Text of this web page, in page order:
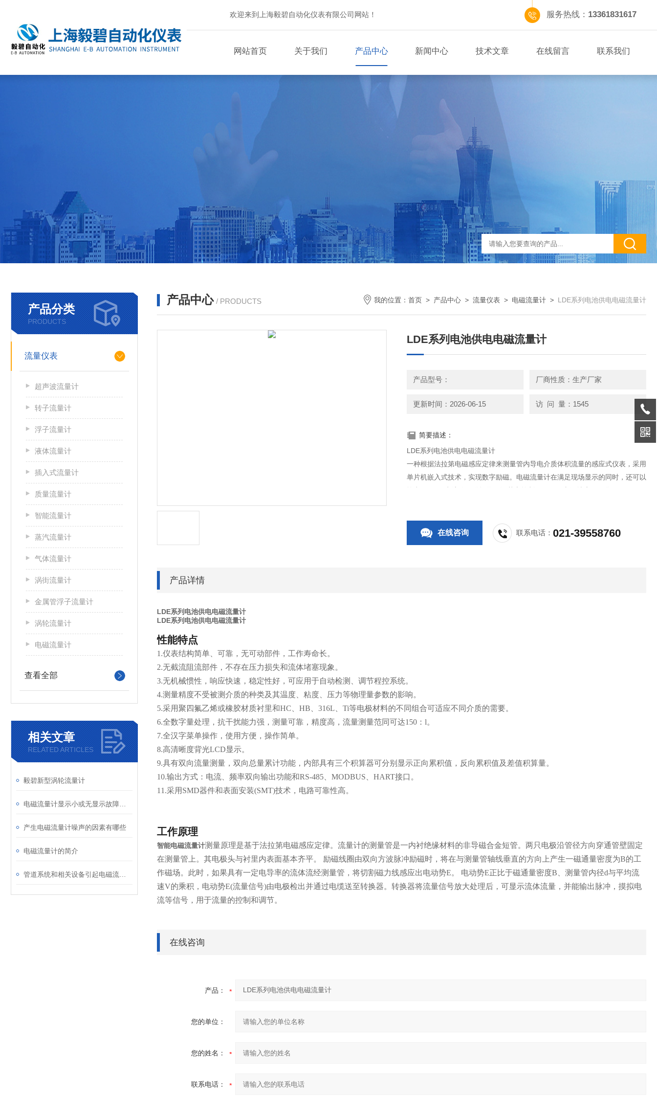
欢迎来到上海毅碧自动化仪表有限公司网站！ 服务热线： 13361831617
网站首页 关于我们 产品中心 新闻中心 技术文章 在线留言 联系我们
产品分类
PRODUCTS
流量仪表
超声波流量计
转子流量计
浮子流量计
液体流量计
插入式流量计
质量流量计
智能流量计
蒸汽流量计
气体流量计
涡街流量计
金属管浮子流量计
涡轮流量计
电磁流量计
查看全部
相关文章
RELATED ARTICLES
毅碧新型涡轮流量计
产生电磁流量计噪声的因素有哪些
电磁流量计的简介
产品中心 / PRODUCTS 我的位置： 首页 > 产品中心 > 流量仪表 > 电磁流量计 > LDE系列电池供电电磁流量计
LDE系列电池供电电磁流量计
产品型号： 厂商性质：生产厂家
更新时间：2026-06-15 访 问 量：1545
简要描述：
LDE系列电池供电电磁流量计
一种根据法拉第电磁感应定律来测量管内导电介质体积流量的感应式仪表，采用
单片机嵌入式技术，实现数字励磁。电磁流量计在满足现场显示的同时，还可以
输出4-20mA电流信号供记录、调节和控制用，现已广泛地应用于化工、环保、
在线咨询 联系电话：021-39558760
产品详情
LDE系列电池供电电磁流量计
LDE系列电池供电电磁流量计
性能特点
1.仪表结构简单、可靠，无可动部件，工作寿命长。
2.无截流阻流部件，不存在压力损失和流体堵塞现象。
3.无机械惯性，响应快速，稳定性好，可应用于自动检测、调节程控系统。
4.测量精度不受被测介质的种类及其温度、粘度、压力等物理量参数的影响。
5.采用聚四氟乙烯或橡胶材质衬里和HC、HB、316L、Ti等电极材料的不同组合可适应不同介质的需要。
6.全数字量处理，抗干扰能力强，测量可靠，精度高，流量测量范同可达150：l。
7.全汉字菜单操作，使用方便，操作简单。
8.高清晰度背光LCD显示。
9.具有双向流量测量，双向总量累计功能，内部具有三个积算器可分别显示正向累积值，反向累积值及差值积算量。
10.输出方式：电流、频率双向输出功能和RS-485、MODBUS、HART接口。
11.采用SMD器件和表面安装(SMT)技术，电路可靠性高。
工作原理
智能电磁流量计测量原理是基于法拉第电磁感应定律。流量计的测量管是一内衬绝缘材料的非导磁合金短管。两只电极沿管径方向穿通管壁固定
在测量管上。其电极头与衬里内表面基本齐平。 励磁线圈由双向方波脉冲励磁时，将在与测量管轴线垂直的方向上产生一磁通量密度为B的工
作磁场。此时，如果具有一定电导率的流体流经测量管，将切割磁力线感应出电动势E。 电动势E正比于磁通量密度B、测量管内径d与平均流
速V的乘积，电动势E(流量信号)由电极检出并通过电缆送至转换器。转换器将流量信号放大处理后，可显示流体流量，并能输出脉冲，摸拟电
流等信号，用于流量的控制和调节。
在线咨询
产品：
您的单位：
您的姓名：
联系电话：